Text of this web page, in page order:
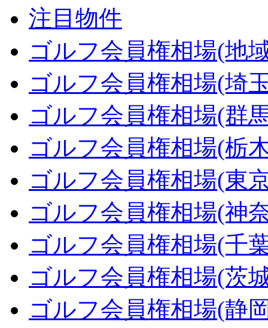
注目物件
ゴルフ会員権相場(地
ゴルフ会員権相場(埼
ゴルフ会員権相場(群
ゴルフ会員権相場(栃
ゴルフ会員権相場(東
ゴルフ会員権相場(神
ゴルフ会員権相場(千
ゴルフ会員権相場(茨
ゴルフ会員権相場(静